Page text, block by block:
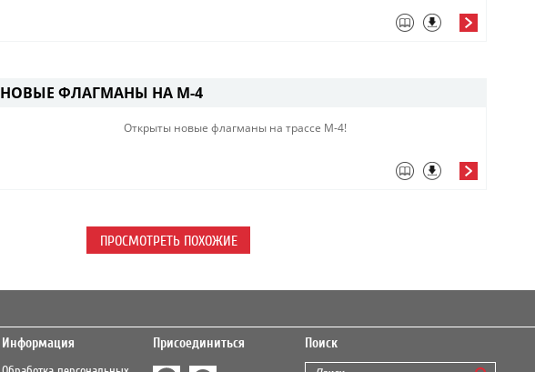
НОВЫЕ ФЛАГМАНЫ НА М-4
Открыты новые флагманы на трассе М-4!
ПРОСМОТРЕТЬ ПОХОЖИЕ
Информация Присоединиться Поиск